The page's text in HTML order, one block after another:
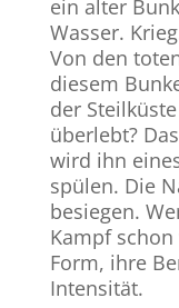
ein alter
Wasser.
Von den
diesem
der
überlebt?
wird ihn
spülen. Die
besiegen.
Kampf
Form, ihre
Intensität.